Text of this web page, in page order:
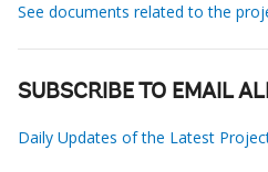
See documents related to the
SUBSCRIBE TO EMAIL
Daily Updates of the Latest